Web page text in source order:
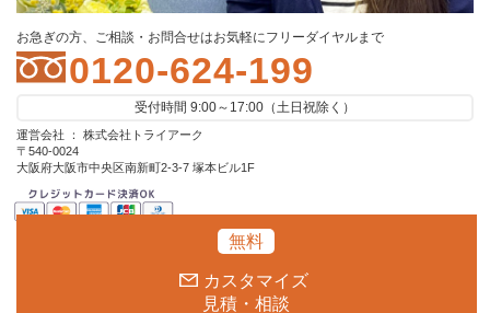
お急ぎの方、ご相談・お問合せはお気軽にフリーダイヤルまで
運営会社 ： 株式会社トライアーク
〒540-0024
大阪府大阪市中央区南新町2-3-7 塚本ビル1F
0120-624-199
受付時間 9:00～17:00（土日祝除く）
無料
カスタマイズ
見積・相談